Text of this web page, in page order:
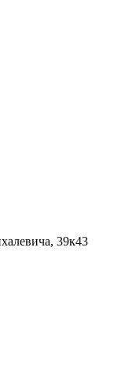
39к43